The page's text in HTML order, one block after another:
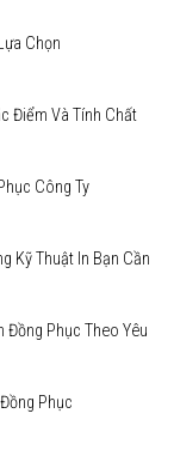
Chọn
Điểm Và Tính Chất
Công Ty
Kỹ Thuật In Bạn Cần
Đồng Phục Theo Yêu
Phục